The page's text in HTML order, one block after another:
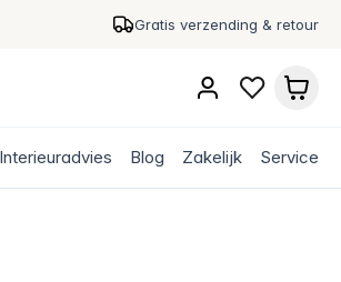
Gratis verzending & retour
Interieuradvies Blog Zakelijk Service